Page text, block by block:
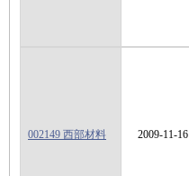
002149 西部材料 2009-11-16